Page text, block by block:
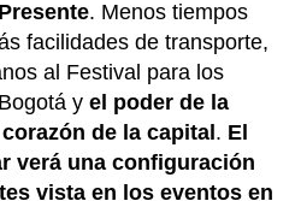
. Menos tiempos
facilidades de transporte,
al Festival para los
y el poder de la
de la capital . El
verá una configuración
vista en los eventos en